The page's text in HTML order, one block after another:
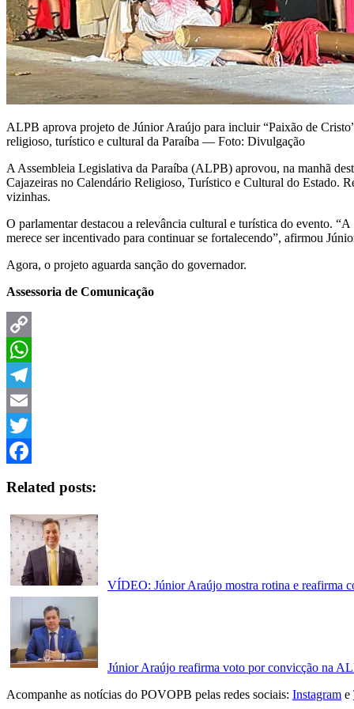
ALPB aprova projeto de Júnior Araújo para incluir “Paixão de
religioso, turístico e cultural da Paraíba — Foto: Divulgação
A Assembleia Legislativa da Paraíba (ALPB) aprovou, na manhã
Cajazeiras no Calendário Religioso, Turístico e Cultural do Estado.
vizinhas.
O parlamentar destacou a relevância cultural e turística do evento.
merece ser incentivado para continuar se fortalecendo”, afirmou
Agora, o projeto aguarda sanção do governador.
Assessoria de Comunicação
Copy
Link
WhatsApp
Telegram
Email
Twitter
Related posts:
VÍDEO: Júnior Araújo mostra rotina e reafirma
Júnior Araújo reafirma voto por convicção na
Acompanhe as notícias do POVOPB pelas redes sociais: Instagram e